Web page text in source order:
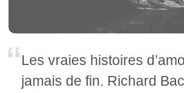
Les vraies histoires
jamais de fin. Richard